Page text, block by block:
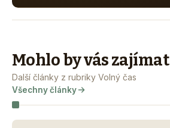
Mohlo by vás zajímat
Další články z rubriky Volný čas
Všechny články